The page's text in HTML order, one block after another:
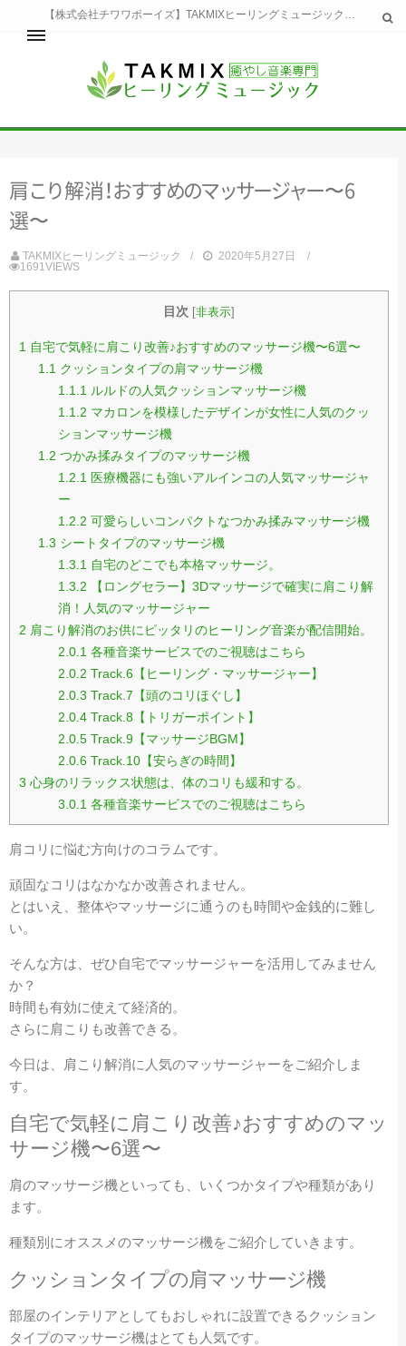
【株式会社チワワボーイズ】TAKMIXヒーリングミュージックへようこそ。TAKMIXヒーリングミュージックは貴方に特別な癒やしの時間をご提供致します。
ホーム
睡眠
自然
お問い合わせ
運営会社
肩 こ り解消！おすすめのマッサージャー〜6
選〜
TAKMIXヒーリングミュージック
2020年5月27日
1691VIEWS
目次 [非表示]
1 自宅で気軽に肩こり改善♪おすすめのマッサージ機〜6選〜
1.1 クッションタイプの肩マッサージ機
1.1.1 ルルドの人気クッションマッサージ機
1.1.2 マカロンを模様したデザインが女性に人気のクッ
ションマッサージ機
1.2 つかみ揉みタイプのマッサージ機
1.2.1 医療機器にも強いアルインコの人気マッサージャ
ー
1.2.2 可愛らしいコンパクトなつかみ揉みマッサージ機
1.3 シートタイプのマッサージ機
1.3.1 自宅のどこでも本格マッサージ。
1.3.2 【ロングセラー】3Dマッサージで確実に肩こり解
消！人気のマッサージャー
2 肩こり解消のお供にピッタリのヒーリング音楽が配信開始。
2.0.1 各種音楽サービスでのご視聴はこちら
2.0.2 Track.6【ヒーリング・マッサージャー】
2.0.3 Track.7【頭のコリほぐし】
2.0.4Track.8【トリガーポイント】
2.0.5Track.9【マッサージBGM】
2.0.6Track.10【安らぎの時間】
3 心身のリラックス状態は、体のコリも緩和する。
3.0.1 各種音楽サービスでのご視聴はこちら
肩コリに悩む方向けのコラムです。
頑固なコリはなかなか改善されません。
とはいえ、整体やマッサージに通うのも時間や金銭的に難し
い。
そんな方は、ぜひ自宅でマッサージャーを活用してみません
か？
時間も有効に使えて経済的。
さらに肩こりも改善できる。
今日は、肩こり解消に人気のマッサージャーをご紹介しま
す。
自宅で気軽に肩こり改善♪おすすめのマッ
サージ機〜6選〜
肩のマッサージ機といっても、いくつかタイプや種類があり
ます。
種類別にオススメのマッサージ機をご紹介していきます。
クッションタイプの肩マッサージ機
部屋のインテリアとしてもおしゃれに設置できるクッション
タイプのマッサージ機はとても人気です。